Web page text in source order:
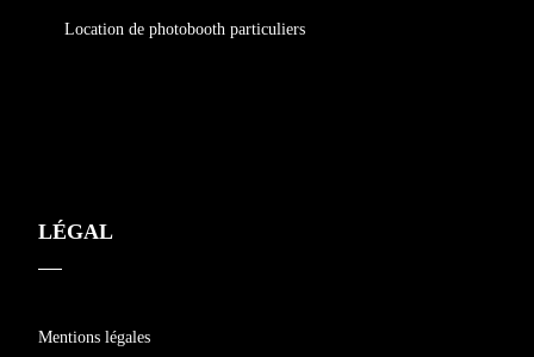
Location de photobooth particuliers
LÉGAL
Mentions légales